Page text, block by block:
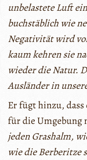
unbelastete Luft
buchstäblich wie
Negativität wird
kaum kehren sie
wieder die Natur.
Ausländer in
Er fügt hinzu,
für die Umgebung
jeden Grashalm,
wie die Berberitze